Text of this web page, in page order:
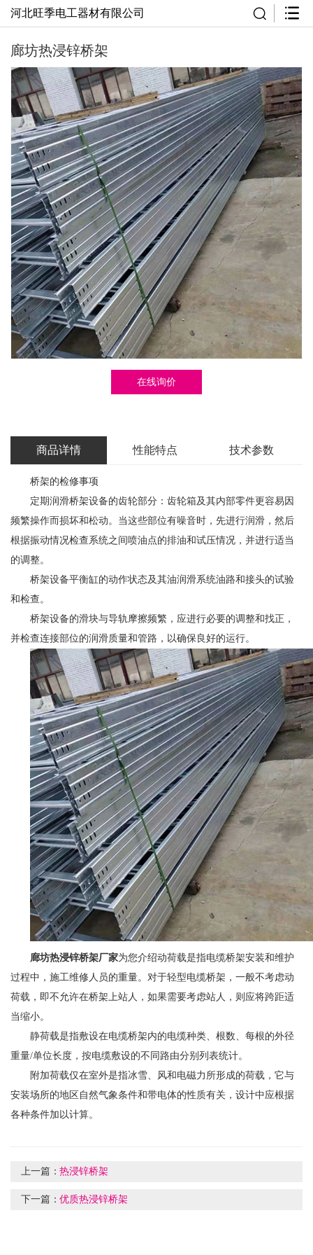
河北旺季电工器材有限公司
廊坊热浸锌桥架
在线询价
商品详情 性能特点 技术参数
桥架的检修事项
定期润滑桥架设备的齿轮部分：齿轮箱及其内部零件更容易因
频繁操作而损坏和松动。当这些部位有噪音时，先进行润滑，然后
根据振动情况检查系统之间喷油点的排油和试压情况，并进行适当
的调整。
桥架设备平衡缸的动作状态及其油润滑系统油路和接头的试验
和检查。
桥架设备的滑块与导轨摩擦频繁，应进行必要的调整和找正，
并检查连接部位的润滑质量和管路，以确保良好的运行。
廊坊热浸锌桥架厂家为您介绍动荷载是指电缆桥架安装和维护
过程中，施工维修人员的重量。对于轻型电缆桥架，一般不考虑动
荷载，即不允许在桥架上站人，如果需要考虑站人，则应将跨距适
当缩小。
静荷载是指敷设在电缆桥架内的电缆种类、根数、每根的外径
重量/单位长度，按电缆敷设的不同路由分别列表统计。
附加荷载仅在室外是指冰雪、风和电磁力所形成的荷载，它与
安装场所的地区自然气象条件和带电体的性质有关，设计中应根据
各种条件加以计算。
上一篇：热浸锌桥架
下一篇：优质热浸锌桥架